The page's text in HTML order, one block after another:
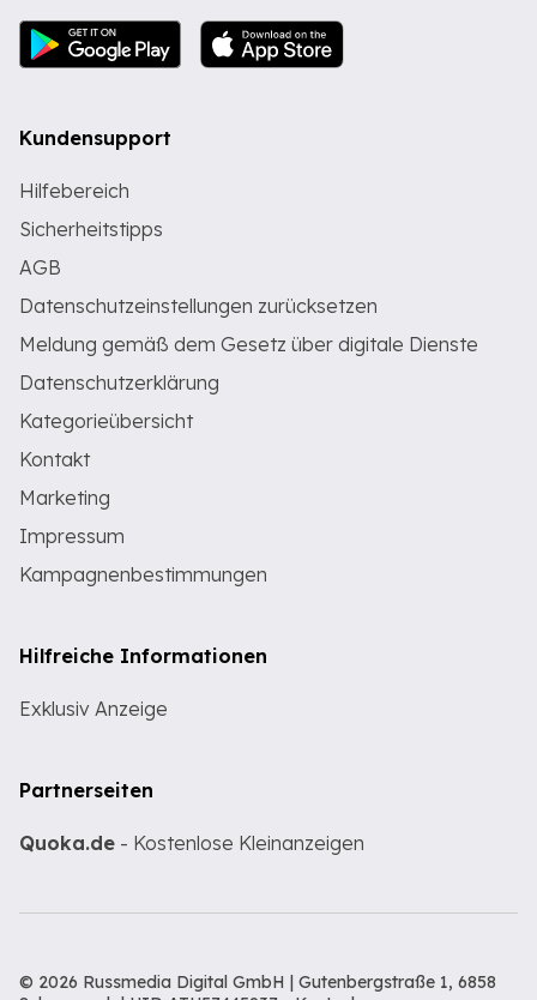
Kundensupport
Hilfebereich
Sicherheitstipps
AGB
Datenschutzeinstellungen zurücksetzen
Meldung gemäß dem Gesetz über digitale Dienste
Datenschutzerklärung
Kategorieübersicht
Kontakt
Marketing
Impressum
Kampagnenbestimmungen
Hilfreiche Informationen
Exklusiv Anzeige
Partnerseiten
Quoka.de - Kostenlose Kleinanzeigen
© 2026 Russmedia Digital GmbH | Gutenbergstraße 1, 6858